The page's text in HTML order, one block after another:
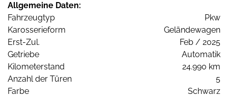
Allgemeine Daten:
Fahrzeugtyp
Pkw
Karosserieform
Geländewagen
Erst-Zul.
Feb / 2025
Getriebe
Automatik
Kilometerstand
24.990 km
Anzahl der Türen
5
Farbe
Schwarz